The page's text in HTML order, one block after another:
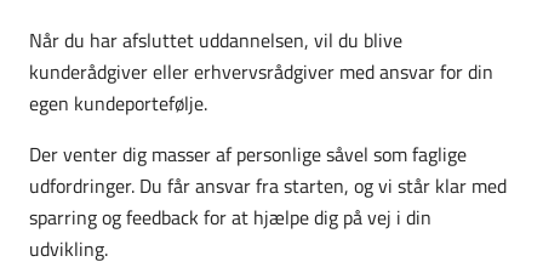
Når du har afsluttet uddannelsen, vil du blive
kunderådgiver eller erhvervsrådgiver med ansvar for din
egen kundeportefølje.
Der venter dig masser af personlige såvel som faglige
udfordringer. Du får ansvar fra starten, og vi står klar med
sparring og feedback for at hjælpe dig på vej i din
udvikling.